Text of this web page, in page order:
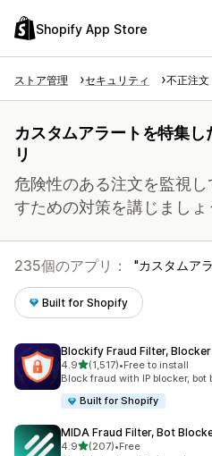
Shopify App Store
ストア管理 セキュリティ 不正注文
カスタムアラートを特集
リ
危険性のある注文を監視
すための対策を講じましょ
235個のアプリ： カスタムア
Built for Shopify
Blockify Fraud Filter, Blocker
4.95つ星中
(1,517)
合計レビュー数：1517件
•Free to install
Block fraud with IP blocker,
Built for Shopify
MIDA Fraud Filter, Bot
4.95つ星中
(207)
合計レビュー数：207件
•Free